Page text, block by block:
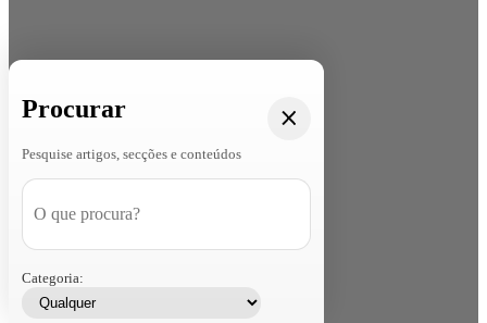
Procurar
Pesquise artigos, secções e conteúdos
Categoria: